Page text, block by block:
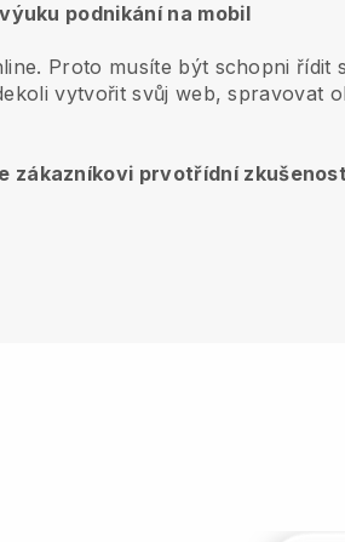
podnikání na mobil
Proto musíte být schopni řídit
vytvořit svůj web, spravovat
zákazníkovi prvotřídní